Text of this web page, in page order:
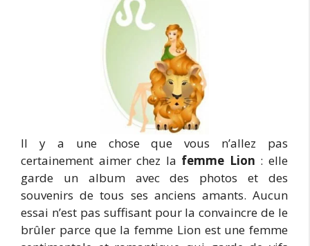
Il y a une chose que vous n’allez pas
certainement aimer chez la femme Lion : elle
garde un album avec des photos et des
souvenirs de tous ses anciens amants. Aucun
essai n’est pas suffisant pour la convaincre de le
brûler parce que la femme Lion est une femme